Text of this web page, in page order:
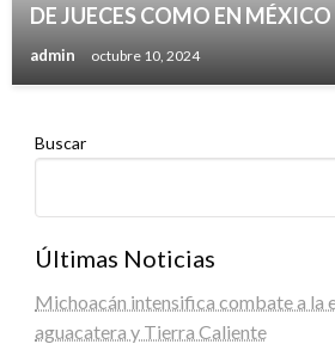
DE JUECES COMO EN MÉXICO
admin octubre 10, 2024
Buscar
Últimas Noticias
Michoacán intensifica combate a la
aguacatera y Tierra Caliente